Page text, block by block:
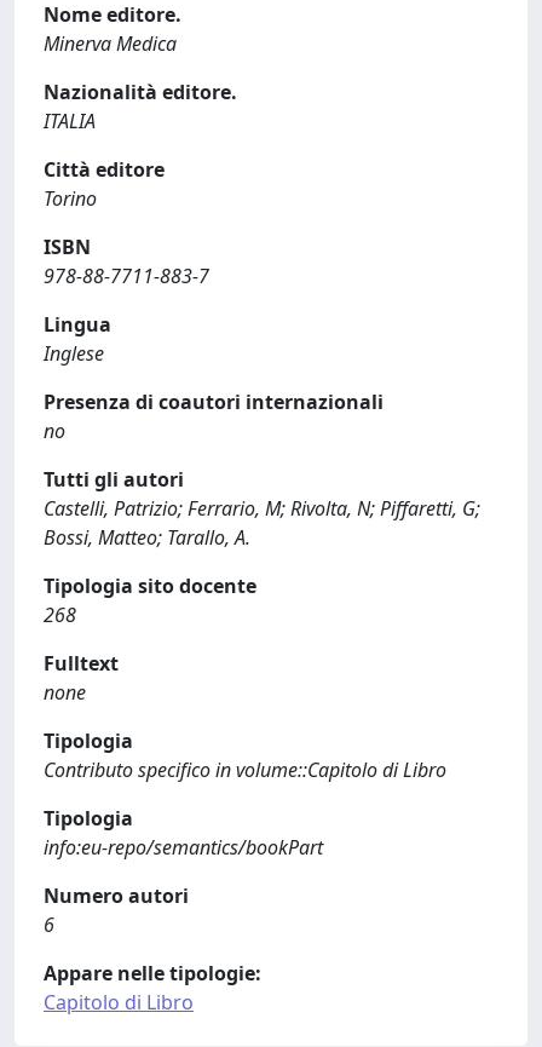
Nome editore.
Minerva Medica
Nazionalità editore.
ITALIA
Città editore
Torino
ISBN
978-88-7711-883-7
Lingua
Inglese
Presenza di coautori internazionali
no
Tutti gli autori
Castelli, Patrizio; Ferrario, M; Rivolta, N; Piffaretti, G;
Bossi, Matteo; Tarallo, A.
Tipologia sito docente
268
Fulltext
none
Tipologia
Contributo specifico in volume::Capitolo di Libro
Tipologia
info:eu-repo/semantics/bookPart
Numero autori
6
Appare nelle tipologie:
Capitolo di Libro